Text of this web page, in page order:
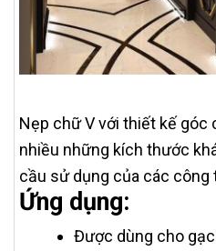
Nẹp chữ V với thiết kế góc
nhiều những kích thước
cầu sử dụng của các công
Ứng dụng:
Được dùng cho